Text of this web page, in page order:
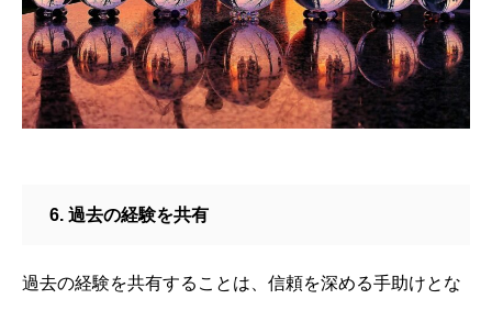
6. 過去の経験を共有
過去の経験を共有することは、信頼を深める手助けとな